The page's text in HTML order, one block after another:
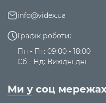
info@videx.ua
Графік роботи:
Пн - Пт: 09:00 - 18:00
Сб - Нд: Вихідні дні
Ми у соц